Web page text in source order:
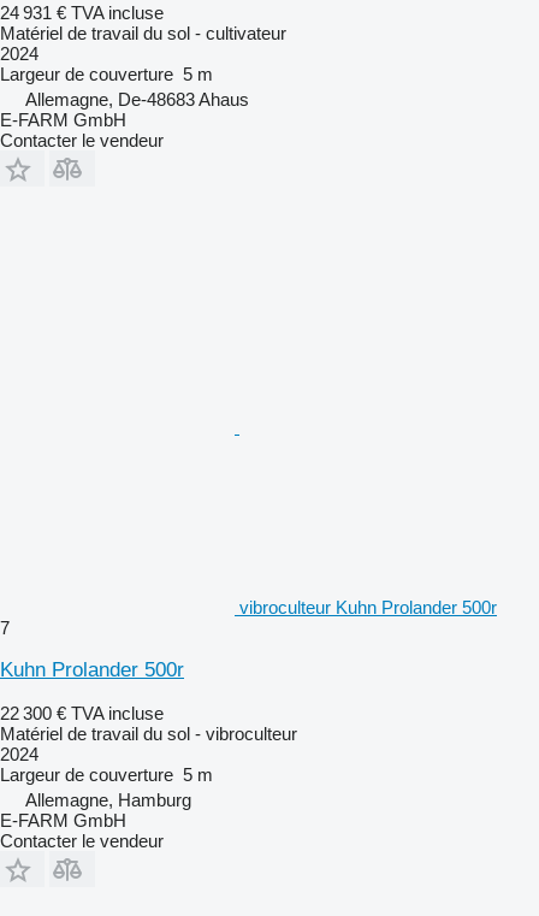
24 931 € TVA incluse
Matériel de travail du sol - cultivateur
2024
Largeur de couverture 5 m
Allemagne, De-48683 Ahaus
E-FARM GmbH
Contacter le vendeur
vibroculteur Kuhn Prolander 500r
7
Kuhn Prolander 500r
22 300 € TVA incluse
Matériel de travail du sol - vibroculteur
2024
Largeur de couverture 5 m
Allemagne, Hamburg
E-FARM GmbH
Contacter le vendeur